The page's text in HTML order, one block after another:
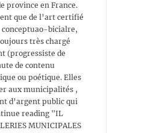
province en France.
que de l’art certifié
bicialre,
très chargé
(progressiste de
de contenu
ou poétique. Elles
aux municipalités ,
d’argent public qui
reading "IL
MUNICIPALES